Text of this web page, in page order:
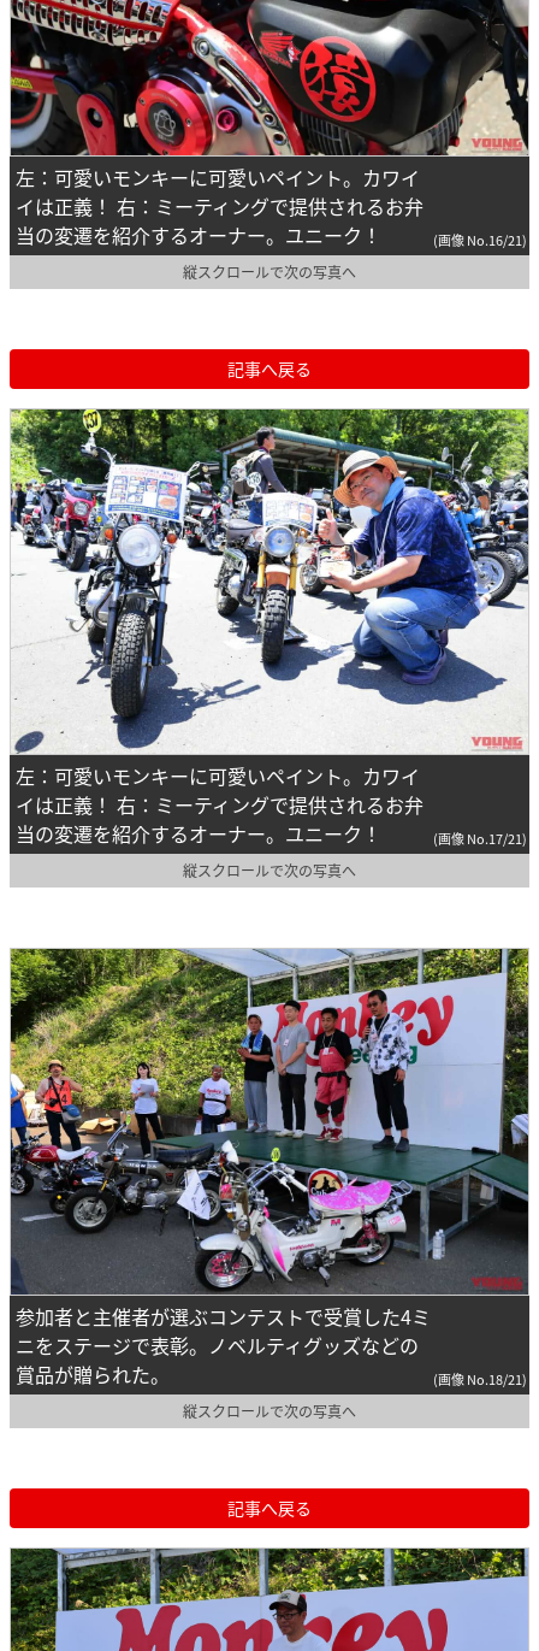
左：可愛いモンキーに可愛いペイント。カワイ
イは正義！ 右：ミーティングで提供されるお弁
当の変遷を紹介するオーナー。ユニーク！
(画像 No.16/21)
縦スクロールで次の写真へ
記事へ戻る
左：可愛いモンキーに可愛いペイント。カワイ
イは正義！ 右：ミーティングで提供されるお弁
当の変遷を紹介するオーナー。ユニーク！
(画像 No.17/21)
縦スクロールで次の写真へ
参加者と主催者が選ぶコンテストで受賞した4ミ
ニをステージで表彰。ノベルティグッズなどの
賞品が贈られた。
(画像 No.18/21)
縦スクロールで次の写真へ
記事へ戻る